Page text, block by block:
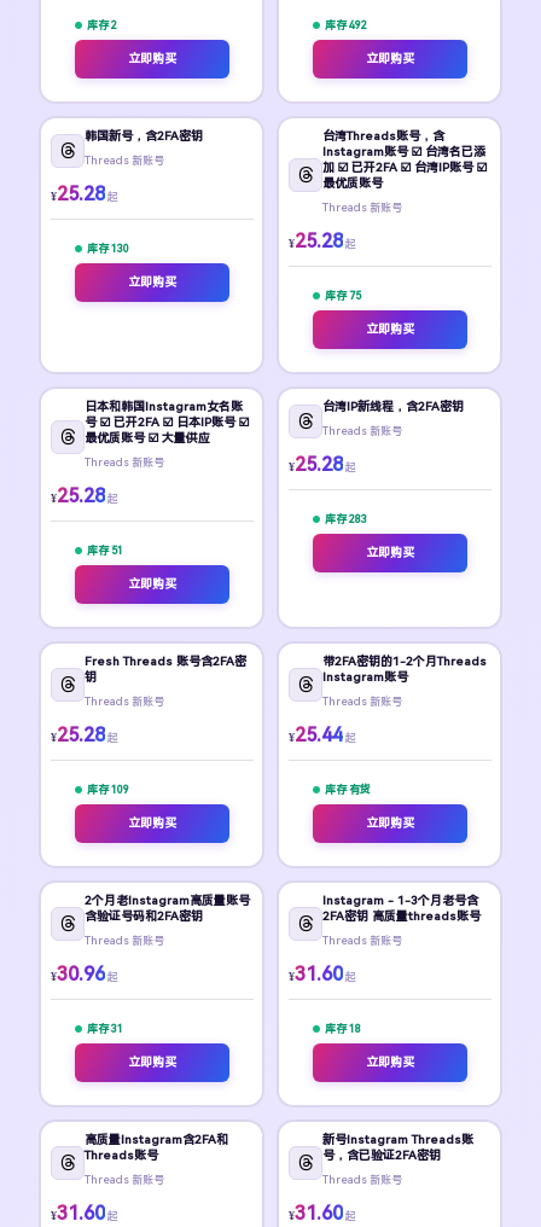
库存 2
立即购买
库存 492
立即购买
韩国新号，含2FA密钥
Threads 新账号
¥25.28 起
库存 130
立即购买
台湾Threads账号，含
Instagram账号 ☑️ 台湾名已添
加 ☑️ 已开2FA ☑️ 台湾IP账号 ☑️
最优质账号
Threads 新账号
¥25.28 起
库存 75
立即购买
日本和韩国Instagram女名账
号 ☑️ 已开2FA ☑️ 日本IP账号 ☑️
最优质账号 ☑️ 大量供应
Threads 新账号
¥25.28 起
库存 51
立即购买
台湾IP新线程，含2FA密钥
Threads 新账号
¥25.28 起
库存 283
立即购买
Fresh Threads 账号含2FA密
钥
Threads 新账号
¥25.28 起
库存 109
立即购买
带2FA密钥的1-2个月Threads
Instagram账号
Threads 新账号
¥25.44 起
库存 有货
立即购买
2个月老Instagram高质量账号
含验证号码和2FA密钥
Threads 新账号
¥30.96 起
库存 31
立即购买
Instagram - 1-3个月老号含
2FA密钥 高质量threads账号
Threads 新账号
¥31.60 起
库存 18
立即购买
高质量Instagram含2FA和
Threads账号
Threads 新账号
¥31.60 起
新号Instagram Threads账
号，含已验证2FA密钥
Threads 新账号
¥31.60 起